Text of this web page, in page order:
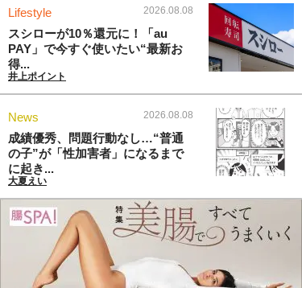
Lifestyle 2026.08.08
スシローが10％還元に！「au
PAY」で今すぐ使いたい“最新お
得...
井上ポイント
News 2026.08.08
成績優秀、問題行動なし…“普通
の子”が「性加害者」になるまで
に起き...
大夏えい